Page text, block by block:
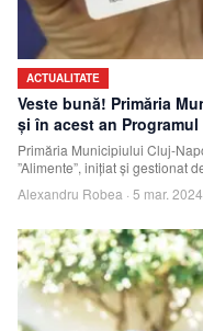
ACTUALITATE
Veste bună! Primăria
și în acest an Programul
Primăria Municipiului Cluj-
”Alimente”, inițiat și gestionat
Alexandru Robea · 5 mar. 2024